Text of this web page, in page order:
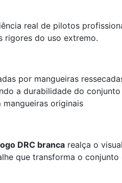
real de pilotos
rigores do uso extremo.
por mangueiras
a durabilidade do
originais
DRC branca realça o
que transforma o